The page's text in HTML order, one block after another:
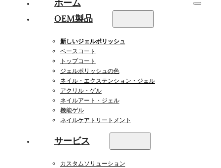
Arabic
Spanish
ホーム
OEM製品
新しいジェルポリッシュ
ベースコート
トップコート
ジェルポリッシュの色
ネイル・エクステンション・ジェル
アクリル・ゲル
ネイルアート・ジェル
機能ゲル
ネイルケアトリートメント
サービス
カスタムソリューション